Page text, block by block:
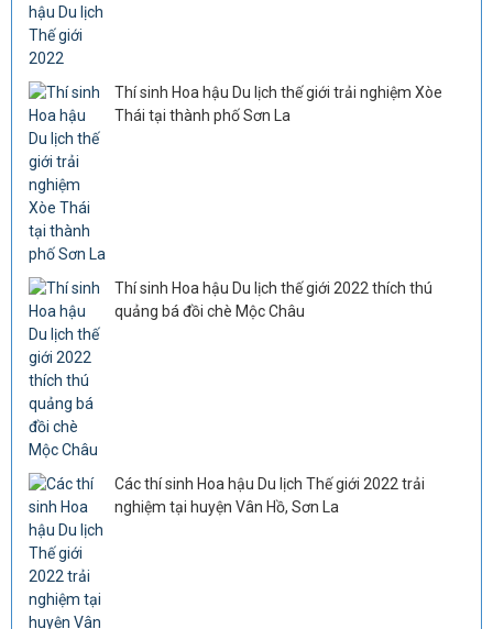
Thí sinh Hoa hậu Du lịch thế giới trải nghiệm Xòe
Thái tại thành phố Sơn La
Thí sinh Hoa hậu Du lịch thế giới 2022 thích thú
quảng bá đồi chè Mộc Châu
Các thí sinh Hoa hậu Du lịch Thế giới 2022 trải
nghiệm tại huyện Vân Hồ, Sơn La